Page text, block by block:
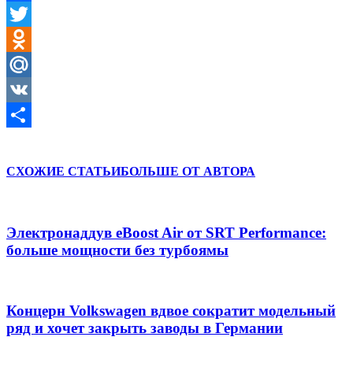
Facebook
Twitter
Odnoklassniki
Mail.Ru
VK
СХОЖИЕ СТАТЬИБОЛЬШЕ ОТ АВТОРА
Электронаддув eBoost Air от SRT Performance:
больше мощности без турбоямы
Концерн Volkswagen вдвое сократит модельный
ряд и хочет закрыть заводы в Германии